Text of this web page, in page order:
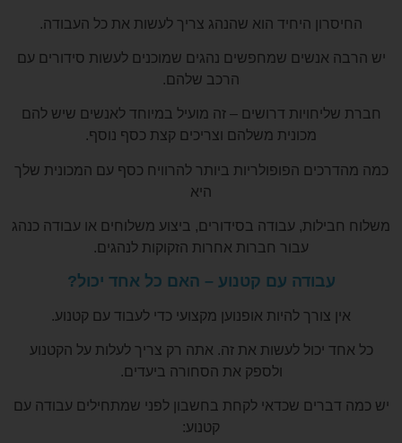
החיסרון היחיד הוא שהנהג צריך לעשות את כל העבודה.
יש הרבה אנשים שמחפשים נהגים שמוכנים לעשות סידורים עם
הרכב שלהם.
חברת שליחויות דרושים – זה מועיל במיוחד לאנשים שיש להם
מכונית משלהם וצריכים קצת כסף נוסף.
כמה מהדרכים הפופולריות ביותר להרוויח כסף עם המכונית שלך
היא
משלוח חבילות, עבודה בסידורים, ביצוע משלוחים או עבודה כנהג
עבור חברות אחרות הזקוקות לנהגים.
עבודה עם קטנוע – האם כל אחד יכול?
אין צורך להיות אופנוען מקצועי כדי לעבוד עם קטנוע.
כל אחד יכול לעשות את זה. אתה רק צריך לעלות על הקטנוע
ולספק את הסחורה ביעדים.
יש כמה דברים שכדאי לקחת בחשבון לפני שמתחילים עבודה עם
קטנוע: